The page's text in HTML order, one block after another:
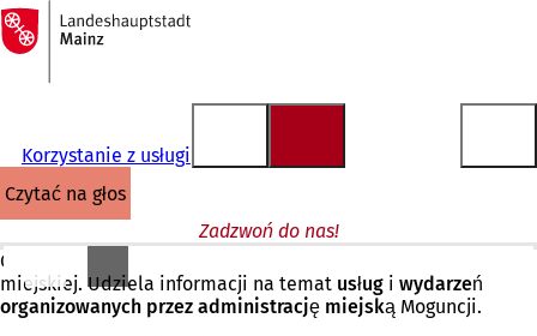
Przejdź do treści
Do
strony
głównej
Korzystanie z usługi
czytać na głos
Zadzwoń do nas!
Centrum obsługi klienta jest centralną infolinią administracji
miejskiej. Udziela informacji na temat usług i wydarzeń
organizowanych przez administrację miejską Moguncji.